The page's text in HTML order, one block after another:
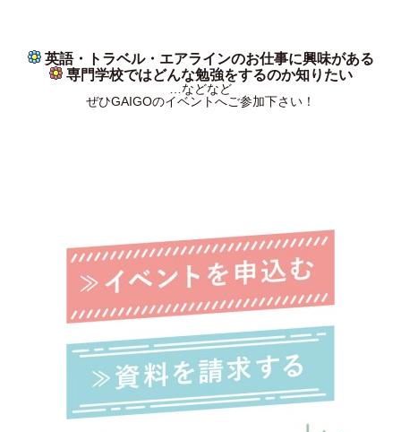
英語・トラベル・エアラインのお仕事に興味がある
専門学校ではどんな勉強をするのか知りたい
…などなど
ぜひGAIGOのイベントへご参加下さい！